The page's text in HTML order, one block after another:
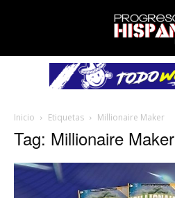
Inicio Etiquetas Millionaire Maker
Tag: Millionaire Maker